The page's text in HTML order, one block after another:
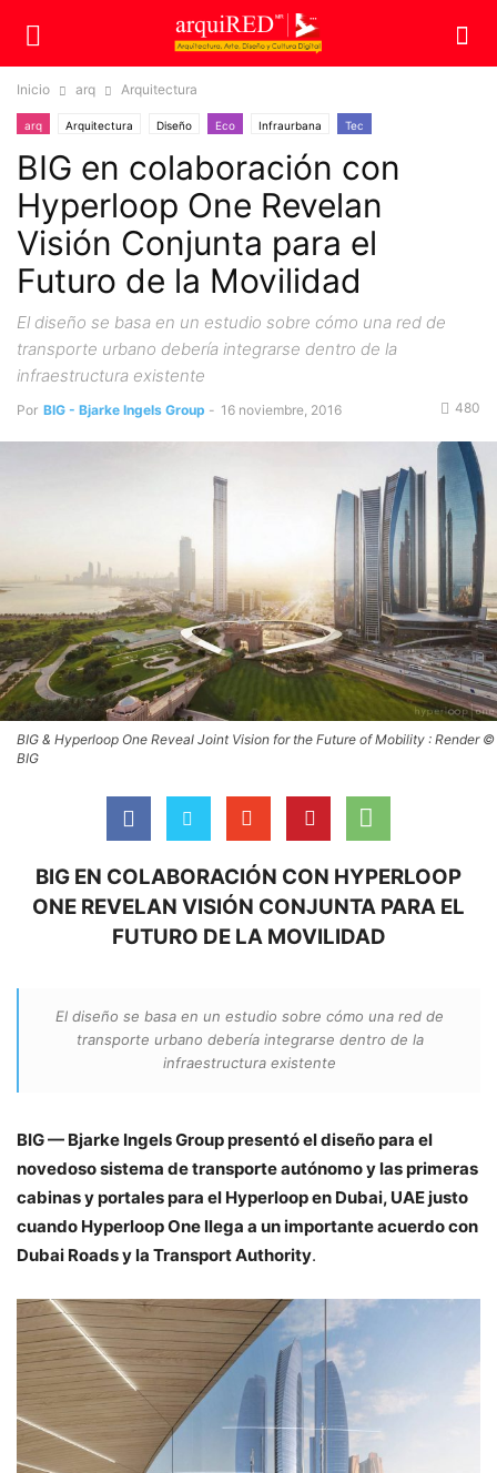
Inicio arq Arquitectura
arq Arquitectura Diseño Eco Infraurbana Tec
BIG en colaboración con
Hyperloop One Revelan
Visión Conjunta para el
Futuro de la Movilidad
El diseño se basa en un estudio sobre cómo una red de
transporte urbano debería integrarse dentro de la
infraestructura existente
Por BIG - Bjarke Ingels Group - 16 noviembre, 2016 480
BIG & Hyperloop One Reveal Joint Vision for the Future of Mobility : Render ©
BIG
BIG EN COLABORACIÓN CON HYPERLOOP
ONE REVELAN VISIÓN CONJUNTA PARA EL
FUTURO DE LA MOVILIDAD
El diseño se basa en un estudio sobre cómo una red de
transporte urbano debería integrarse dentro de la
infraestructura existente
BIG — Bjarke Ingels Group presentó el diseño para el
novedoso sistema de transporte autónomo y las primeras
cabinas y portales para el Hyperloop en Dubai, UAE justo
cuando Hyperloop One llega a un importante acuerdo con
Dubai Roads y la Transport Authority.